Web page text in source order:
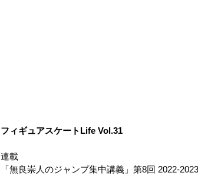
フィギュアスケートLife Vol.31
連載
「無良崇人のジャンプ集中講義」第8回 2022-